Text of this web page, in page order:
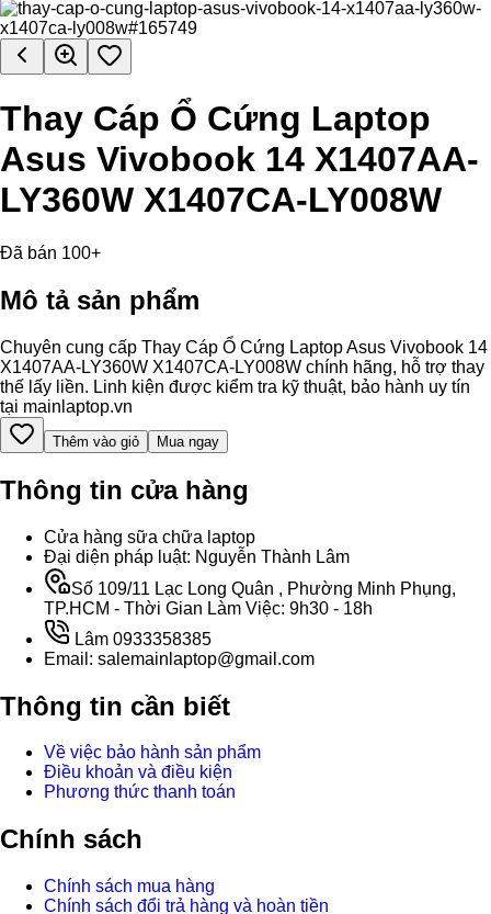
Thay Cáp Ổ Cứng Laptop
Asus Vivobook 14 X1407AA-
LY360W X1407CA-LY008W
Đã bán 100+
Mô tả sản phẩm
Chuyên cung cấp Thay Cáp Ổ Cứng Laptop Asus Vivobook 14
X1407AA-LY360W X1407CA-LY008W chính hãng, hỗ trợ thay
thế lấy liền. Linh kiện được kiểm tra kỹ thuật, bảo hành uy tín
tại mainlaptop.vn
Thêm vào giỏ Mua ngay
Thông tin cửa hàng
Cửa hàng sữa chữa laptop
Đại diện pháp luật: Nguyễn Thành Lâm
Số 109/11 Lạc Long Quân , Phường Minh Phụng,
TP.HCM - Thời Gian Làm Việc: 9h30 - 18h
Lâm 0933358385
Email: salemainlaptop@gmail.com
Thông tin cần biết
Về việc bảo hành sản phẩm
Điều khoản và điều kiện
Phương thức thanh toán
Chính sách
Chính sách mua hàng
Chính sách đổi trả hàng và hoàn tiền